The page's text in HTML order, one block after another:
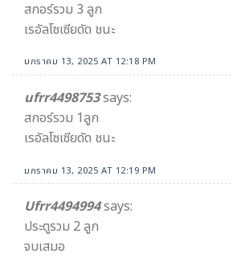
สกอร์รวม 3 ลูก
เรอัลโซเซียดัด ชนะ
มกราคม 13, 2025 AT 12:18 PM
ufrr4498753says:
สกอร์รวม 1ลูก
เรอัลโซเซียดัด ชนะ
มกราคม 13, 2025 AT 12:19 PM
Ufrr4494994says:
ประตูรวม 2 ลูก
จบเสมอ